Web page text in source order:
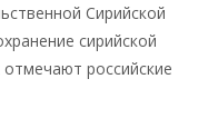
Сирийской
сирийской
отмечают российские